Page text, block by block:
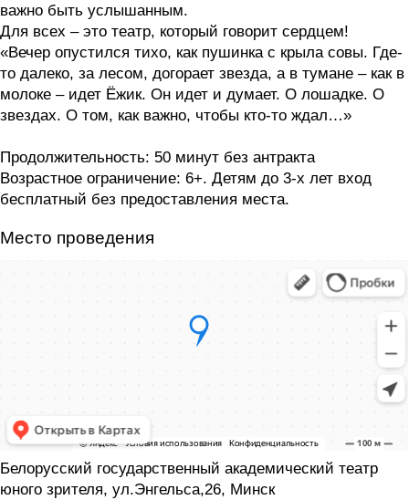
важно быть услышанным.
Для всех – это театр, который говорит сердцем!
«Вечер опустился тихо, как пушинка с крыла совы. Где-
то далеко, за лесом, догорает звезда, а в тумане – как в
молоке – идет Ёжик. Он идет и думает. О лошадке. О
звездах. О том, как важно, чтобы кто-то ждал…»
Продолжительность: 50 минут без антракта
Возрастное ограничение: 6+. Детям до 3-х лет вход
бесплатный без предоставления места.
Место проведения
Белорусский государственный академический театр
юного зрителя, ул.Энгельса,26, Минск